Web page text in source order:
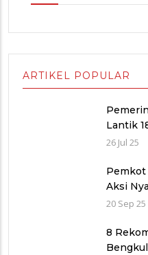
ARTIKEL POPULAR
Lantik
26 Jul 25
Pemkot
Aksi
Maigus
20 Sep 25
8